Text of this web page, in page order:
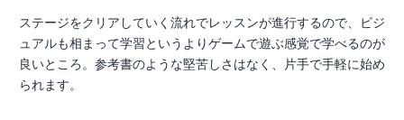
ステージをクリアしていく流れでレッスンが進行するので、ビジ
ュアルも相まって学習というよりゲームで遊ぶ感覚で学べるのが
良いところ。参考書のような堅苦しさはなく、片手で手軽に始め
られます。